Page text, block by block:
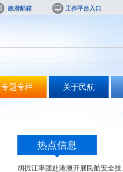
政府邮箱 工作平台入口
专题专栏 关于民航
热点信息